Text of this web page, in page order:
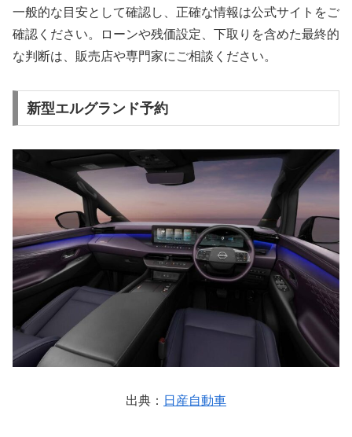
一般的な目安として確認し、正確な情報は公式サイトをご
確認ください。ローンや残価設定、下取りを含めた最終的
な判断は、販売店や専門家にご相談ください。
新型エルグランド予約
出典： 日産自動車